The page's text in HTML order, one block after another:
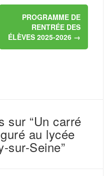
PROGRAMME DE
RENTRÉE DES
ÉLÈVES 2025-2026 →
sur “Un carré
au lycée
sur-Seine”